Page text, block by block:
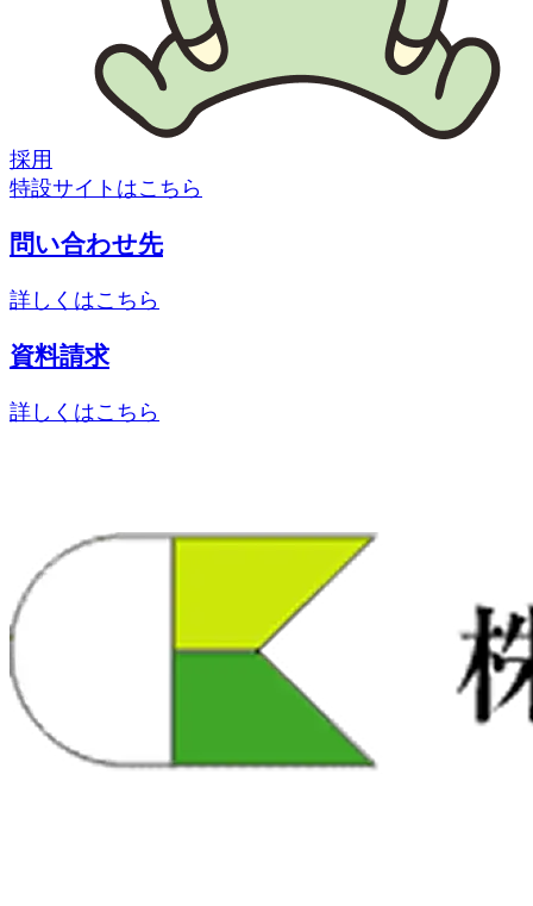
採用
特設サイトはこちら
問い合わせ先
詳しくはこちら
資料請求
詳しくはこちら